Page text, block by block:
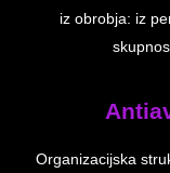
iz obrobja: iz
Organizacijska